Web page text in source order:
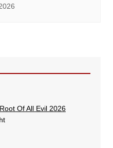
Of All Evil 2026